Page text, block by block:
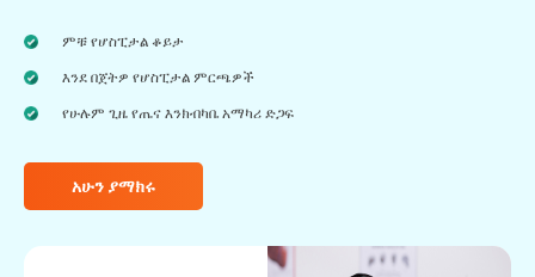
ምቹ የሆስፒታል ቆይታ
እንደ በጀትዎ የሆስፒታል ምርጫዎች
የሁሉም ጊዜ የጤና እንክብካቤ አማካሪ ድጋፍ
አሁን ያማክሩ